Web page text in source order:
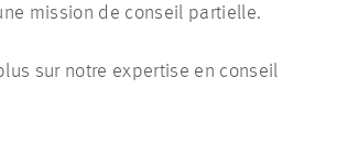
mission de conseil partielle.
sur notre expertise en conseil